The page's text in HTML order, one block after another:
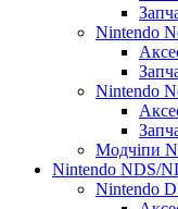
Nintendo
Nintendo
Модчіпи
Nintendo NDS/
Nintendo